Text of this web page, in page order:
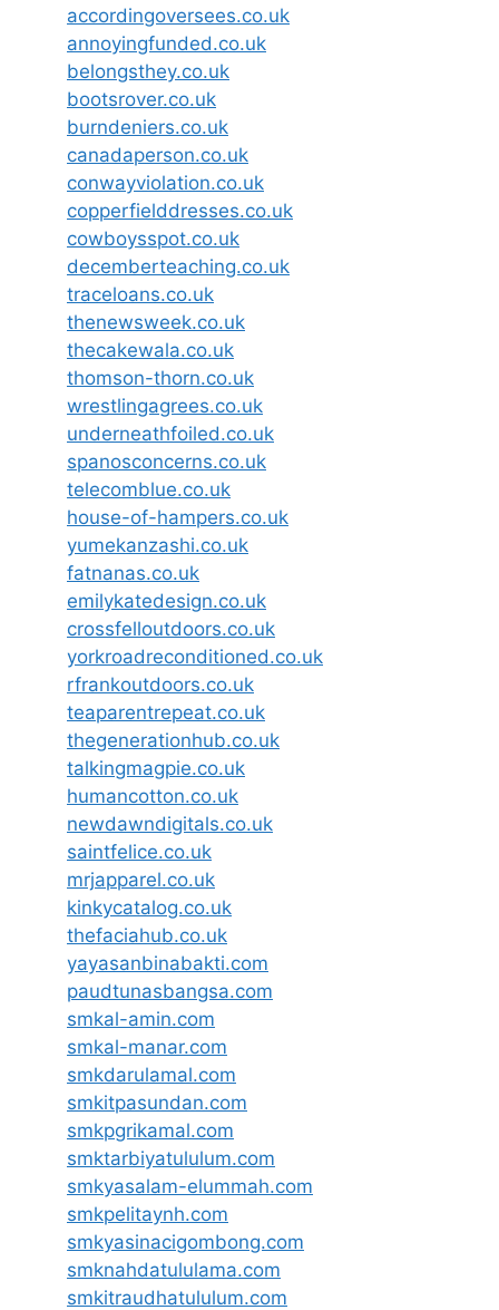
accordingoversees.co.uk
annoyingfunded.co.uk
belongsthey.co.uk
bootsrover.co.uk
burndeniers.co.uk
canadaperson.co.uk
conwayviolation.co.uk
copperfielddresses.co.uk
cowboysspot.co.uk
decemberteaching.co.uk
traceloans.co.uk
thenewsweek.co.uk
thecakewala.co.uk
thomson-thorn.co.uk
wrestlingagrees.co.uk
underneathfoiled.co.uk
spanosconcerns.co.uk
telecomblue.co.uk
house-of-hampers.co.uk
yumekanzashi.co.uk
fatnanas.co.uk
emilykatedesign.co.uk
crossfelloutdoors.co.uk
yorkroadreconditioned.co.uk
rfrankoutdoors.co.uk
teaparentrepeat.co.uk
thegenerationhub.co.uk
talkingmagpie.co.uk
humancotton.co.uk
newdawndigitals.co.uk
saintfelice.co.uk
mrjapparel.co.uk
kinkycatalog.co.uk
thefaciahub.co.uk
yayasanbinabakti.com
paudtunasbangsa.com
smkal-amin.com
smkal-manar.com
smkdarulamal.com
smkitpasundan.com
smkpgrikamal.com
smktarbiyatululum.com
smkyasalam-elummah.com
smkpelitaynh.com
smkyasinacigombong.com
smknahdatululama.com
smkitraudhatululum.com